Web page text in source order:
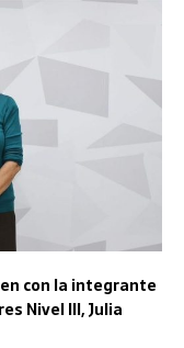
con la integrante
Nivel III, Julia